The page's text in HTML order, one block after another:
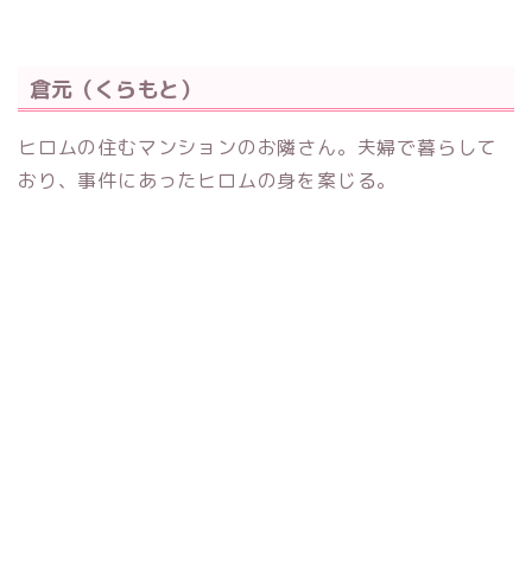
倉元（くらもと）
ヒロムの住むマンションのお隣さん。夫婦で暮らして
おり、事件にあったヒロムの身を案じる。